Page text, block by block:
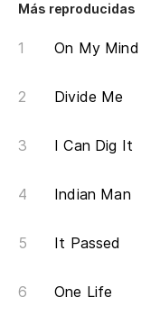
Más reproducidas
On My Mind
Divide Me
I Can Dig It
Indian Man
It Passed
One Life